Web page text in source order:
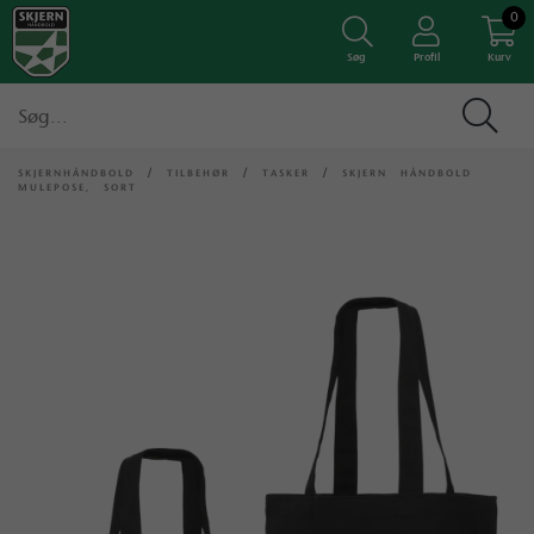
Søg Profil Kurv
0
SKJERNHÅNDBOLD / TILBEHØR / TASKER / SKJERN HÅNDBOLD
MULEPOSE, SORT